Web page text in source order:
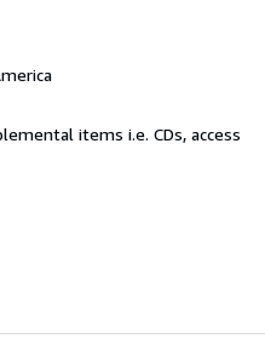
items i.e. CDs, access